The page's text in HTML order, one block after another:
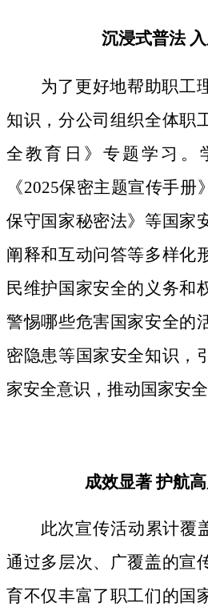
沉浸式普法
为了更好地帮助职工
知识，分公司组织全体职
全教育日》专题学习。
《2025保密主题宣传手册
保守国家秘密法》等国家
阐释和互动问答等多样化
民维护国家安全的义务和
警惕哪些危害国家安全的
密隐患等国家安全知识，
家安全意识，推动国家安
成效显著护航
此次宣传活动累计覆
通过多层次、广覆盖的宣
育不仅丰富了职工们的国